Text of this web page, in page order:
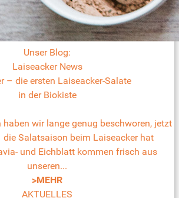
Unser Blog:
Laiseacker News
– die ersten Laiseacker-Salate
in der Biokiste
wir lange genug beschworen, jetzt
die Salatsaison beim Laiseacker hat
und Eichblatt kommen frisch aus
unseren...
>MEHR
AKTUELLES